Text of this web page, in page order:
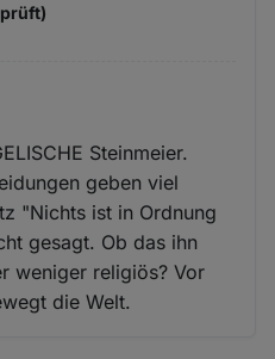
Steinmeier.
geben viel
"Nichts ist in Ordnung
gesagt. Ob das ihn
weniger religiös? Vor
die Welt.